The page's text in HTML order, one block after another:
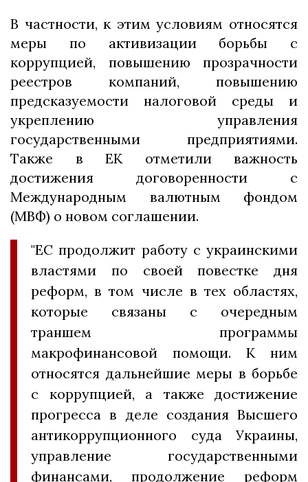
В частности, к этим условиям относятся
меры по активизации борьбы с
коррупцией, повышению прозрачности
реестров компаний, повышению
предсказуемости налоговой среды и
укреплению управления
государственными предприятиями.
Также в ЕК отметили важность
достижения договоренности с
Международным валютным фондом
(МВФ) о новом соглашении.
"ЕС продолжит работу с украинскими
властями по своей повестке дня
реформ, в том числе в тех областях,
которые связаны с очередным
траншем программы
макрофинансовой помощи. К ним
относятся дальнейшие меры в борьбе
с коррупцией, а также достижение
прогресса в деле создания Высшего
антикоррупционного суда Украины,
управление государственными
финансами, продолжение реформ